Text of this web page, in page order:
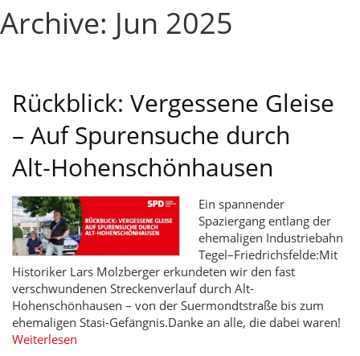
Archive: Jun 2025
Rückblick: Vergessene Gleise
– Auf Spurensuche durch
Alt‑Hohenschönhausen
Ein spannender
Spaziergang entlang der
ehemaligen Industriebahn
Tegel–Friedrichsfelde:Mit
Historiker Lars Molzberger erkundeten wir den fast
verschwundenen Streckenverlauf durch Alt-
Hohenschönhausen – von der Suermondtstraße bis zum
ehemaligen Stasi-Gefängnis.Danke an alle, die dabei waren!
Weiterlesen